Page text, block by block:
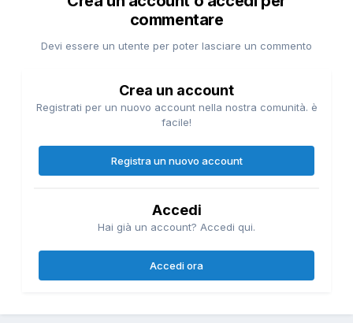
commentare
Devi essere un utente per poter lasciare un commento
Crea un account
Registrati per un nuovo account nella nostra comunità. è
facile!
Registra un nuovo account
Accedi
Hai già un account? Accedi qui.
Accedi ora